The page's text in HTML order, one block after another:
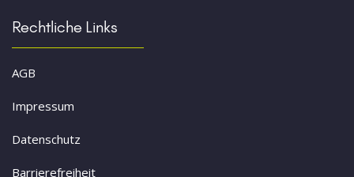
Rechtliche Links
AGB
Impressum
Datenschutz
Barrierefreiheit